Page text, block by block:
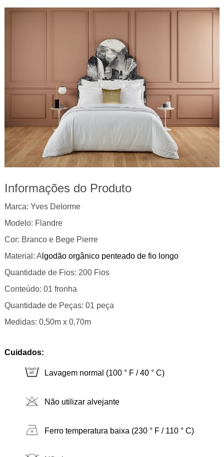
Informações do Produto
Marca: Yves Delorme
Modelo: Flandre
Cor: Branco e Bege Pierre
Material: A lgodão orgânico penteado de fio longo
Quantidade de Fios: 200 Fios
Conteúdo: 01 fronha
Quantidade de Peças: 01 peça
Medidas: 0,50m x 0,70m
Cuidados:
Lavagem normal (100 ° F / 40 ° C)
Não utilizar alvejante
Ferro temperatura baixa (230 ° F / 110 ° C)